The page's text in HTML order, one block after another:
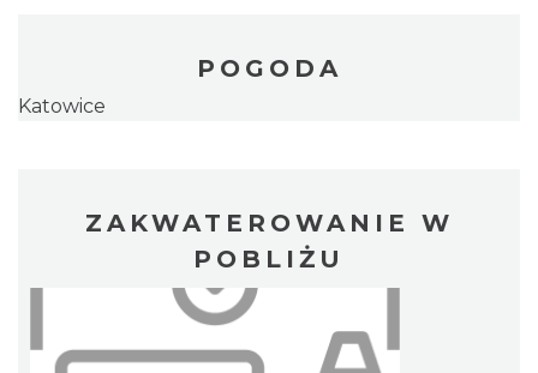
POGODA
Katowice
ZAKWATEROWANIE W
POBLIŻU